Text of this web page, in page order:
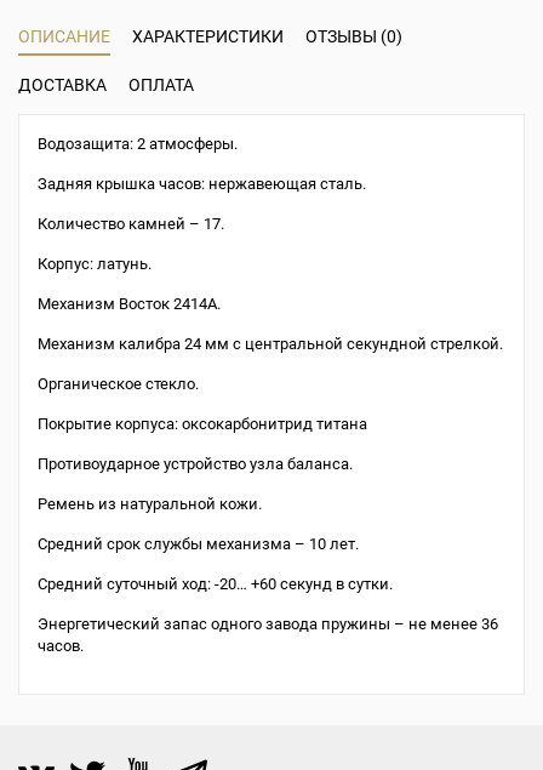
ОПИСАНИЕ ХАРАКТЕРИСТИКИ ОТЗЫВЫ (0)
ДОСТАВКА ОПЛАТА
Водозащита: 2 атмосферы.
Задняя крышка часов: нержавеющая сталь.
Количество камней – 17.
Корпус: латунь.
Механизм Восток 2414А.
Механизм калибра 24 мм с центральной секундной стрелкой.
Органическое стекло.
Покрытие корпуса: оксокарбонитрид титана
Противоударное устройство узла баланса.
Ремень из натуральной кожи.
Средний срок службы механизма – 10 лет.
Средний суточный ход: -20… +60 секунд в сутки.
Энергетический запас одного завода пружины – не менее 36
часов.